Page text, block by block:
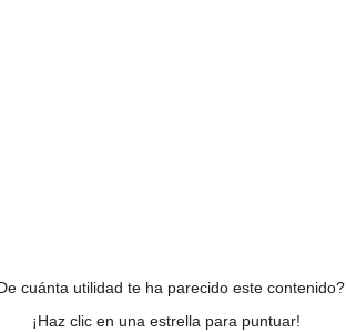
cuánta utilidad te ha parecido este contenido?
¡Haz clic en una estrella para puntuar!